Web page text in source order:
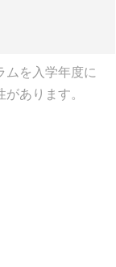
を入学年度に
あります。